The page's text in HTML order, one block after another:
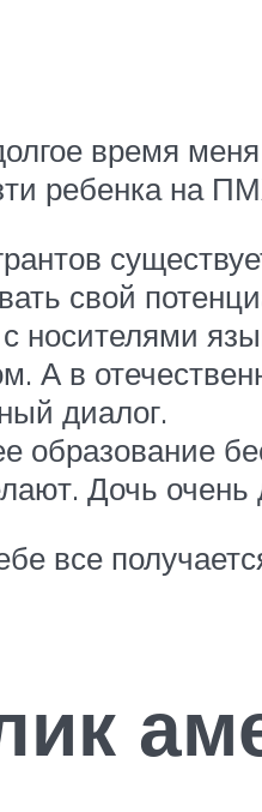
время
ребенка на
свой
носителями
А в
диалог.
Дочь очень
все